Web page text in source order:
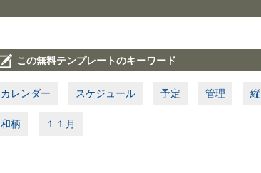
この無料テンプレートのキーワード
カレンダー スケジュール 予定 管理 縦
和柄 １１月